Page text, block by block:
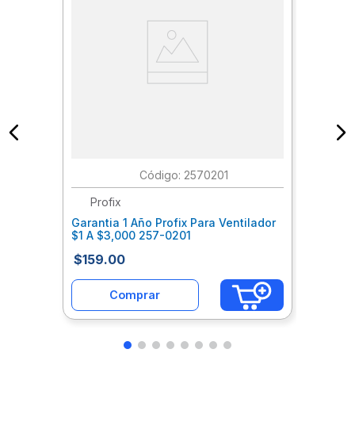
: 2570201
Profix
Garantia 1 Año Profix Para Ventilador
$1 A $3,000 257-0201
$159.00
Comprar